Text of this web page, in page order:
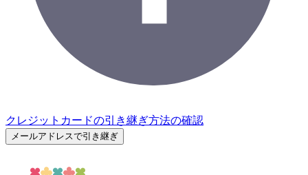
クレジットカードの引き継ぎ方法の確認
メールアドレスで引き継ぎ